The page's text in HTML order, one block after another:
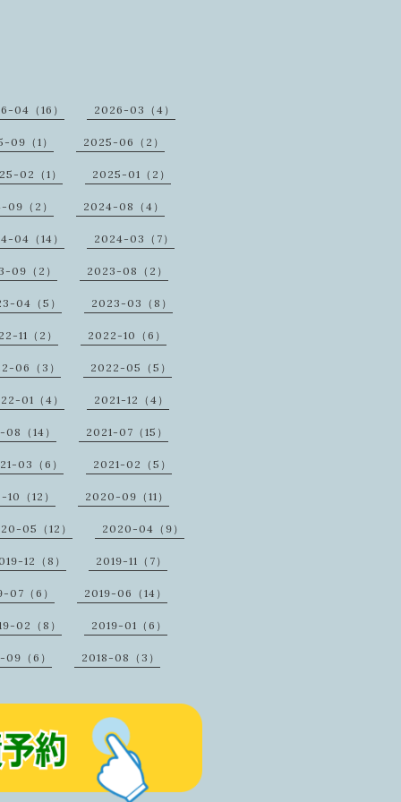
04（16） 2026-03（4）
09（1） 2025-06（2）
02（1） 2025-01（2）
（2） 2024-08（4）
04（14） 2024-03（7）
09（2） 2023-08（2）
04（5） 2023-03（8）
11（2） 2022-10（6）
06（3） 2022-05（5）
01（4） 2021-12（4）
（14） 2021-07（15）
03（6） 2021-02（5）
（12） 2020-09（11）
05（12） 2020-04（9）
12（8） 2019-11（7）
07（6） 2019-06（14）
02（8） 2019-01（6）
09（6） 2018-08（3）